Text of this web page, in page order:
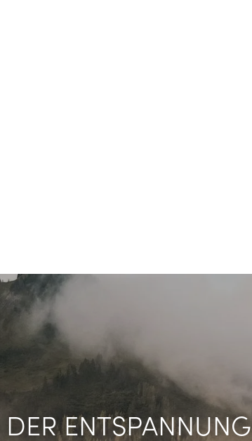
ENTSPANNUNG